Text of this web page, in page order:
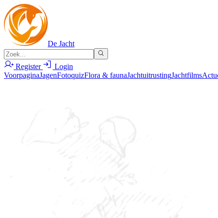
De Jacht
Register
Login
VoorpaginaJagenFotoquizFlora & faunaJachtuitrustingJachtfilms